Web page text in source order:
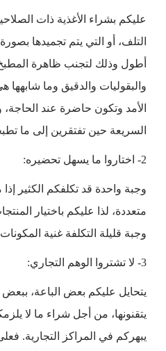
عليكم بشراء الأغذية ذات
التلف، أو التي يتم تجميدها
أطول وذلك لتجنب ظاهرة المطبخ
والبقوليات والدقيق وما شابهها
الأمد وتكون حاضرة عند الحاجة،
السريعة حين تفتقرين إلى ما
2- اختاروا ما يسهل تحضيره:
وجبة واحدة قد تكلفكم الكثير إذا
متعددة، لذا عليكم باختيار
وجبة قليلة التكلفة غنية
3- لا تشتروا الوهم التجاري:
يتحايل عليكم بعض الباعة، ببعض
يتقنونها، من أجل شراء ما لا
يبهركم في المراكز التجارية.